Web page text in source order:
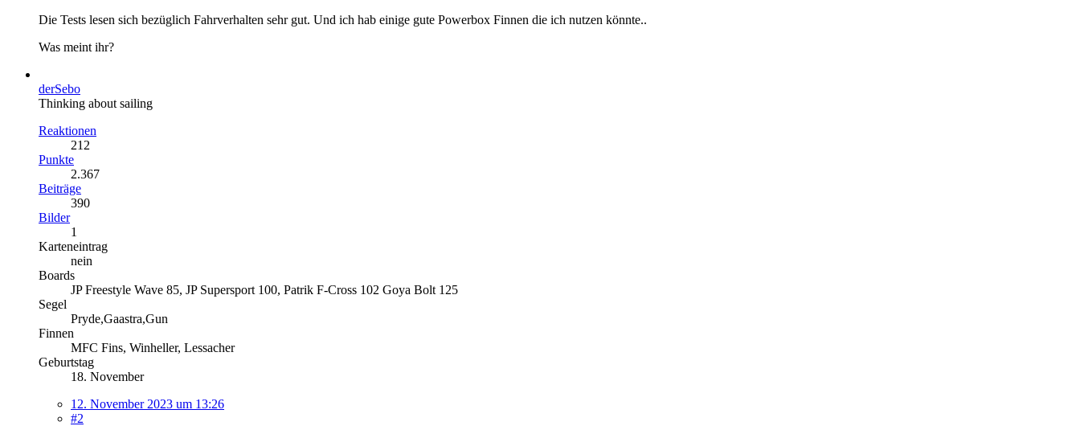
Die Tests lesen sich bezüglich Fahrverhalten sehr gut. Und ich hab einige gute Powerbox Finnen die ich nutzen könnte..
Was meint ihr?
derSebo
Thinking about sailing
Reaktionen
212
Punkte
2.367
Beiträge
390
Bilder
1
Karteneintrag
nein
Boards
JP Freestyle Wave 85, JP Supersport 100, Patrik F-Cross 102 Goya Bolt 125
Segel
Pryde,Gaastra,Gun
Finnen
MFC Fins, Winheller, Lessacher
Geburtstag
18. November
12. November 2023 um 13:26
#2